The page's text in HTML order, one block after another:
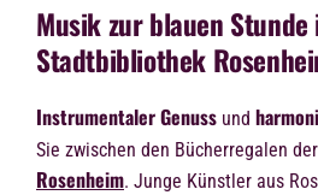
Musik zur blauen
Stadtbibliothek
Instrumentaler Genuss und
Sie zwischen den Bücherregalen der
Rosenheim. Junge Künstler aus